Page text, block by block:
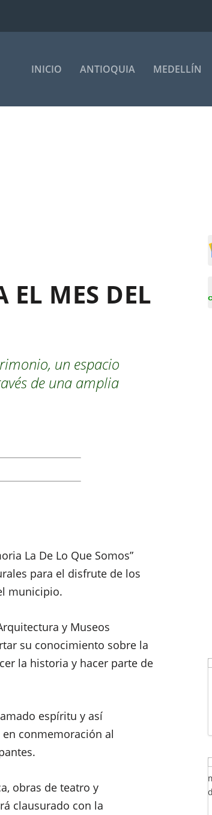
INICIO ANTIOQUIA MEDELLÍN
EL MES DEL
un espacio
de una amplia
La De Lo Que Somos”
para el disfrute de los
municipio.
y Museos
su conocimiento sobre la
la historia y hacer parte de
espíritu y así
conmemoración al
obras de teatro y
clausurado con la